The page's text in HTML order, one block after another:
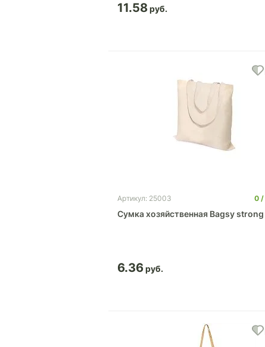
11.58
Артикул: 25003 0
Cумка хозяйственная Bagsy strong
6.36